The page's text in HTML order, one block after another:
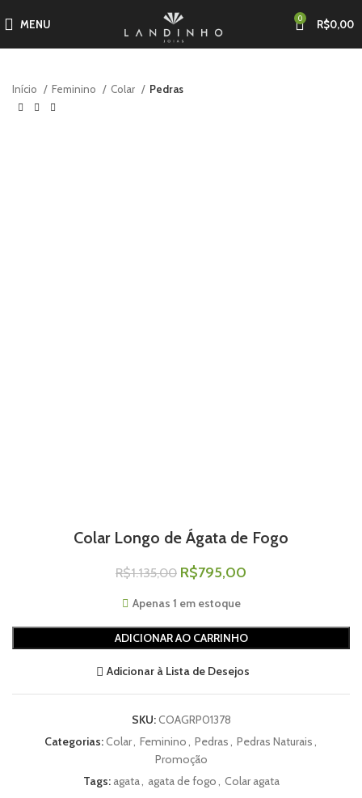
MENU 0 R$0,00
Início Feminino Colar Pedras
Colar Longo de Ágata de Fogo
R$1.135,00 R$795,00
Apenas 1 em estoque
ADICIONAR AO CARRINHO
Adicionar à Lista de Desejos
SKU:COAGRP01378
Categorias:Colar Feminino Pedras Pedras Naturais
Promoção
Tags: agata agata de fogo
Colar agata